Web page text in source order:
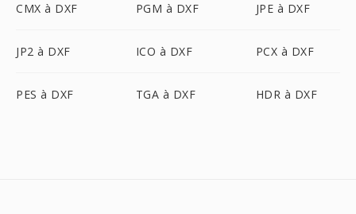
CMX à DXF PGM à DXF JPE à DXF
JP2 à DXF ICO à DXF PCX à DXF
PES à DXF TGA à DXF HDR à DXF